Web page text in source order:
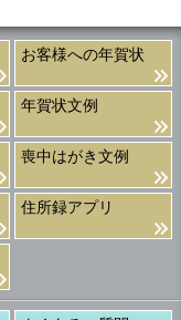
お客様への年賀状
年賀状文例
喪中はがき文例
住所録アプリ